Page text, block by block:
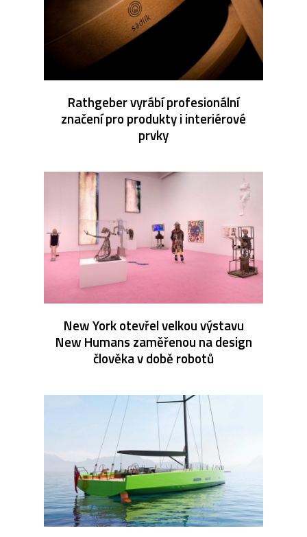
Rathgeber vyrábí profesionální
značení pro produkty i interiérové
prvky
New York otevřel velkou výstavu
New Humans zaměřenou na design
člověka v době robotů